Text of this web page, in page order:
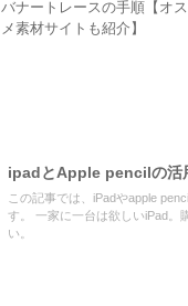
バナートレースの手順【オ
メ素材サイトも紹介】
ipadとApple pencilの活
この記事では、iPadやapple
す。 一家に一台は欲しいiPad。
い。